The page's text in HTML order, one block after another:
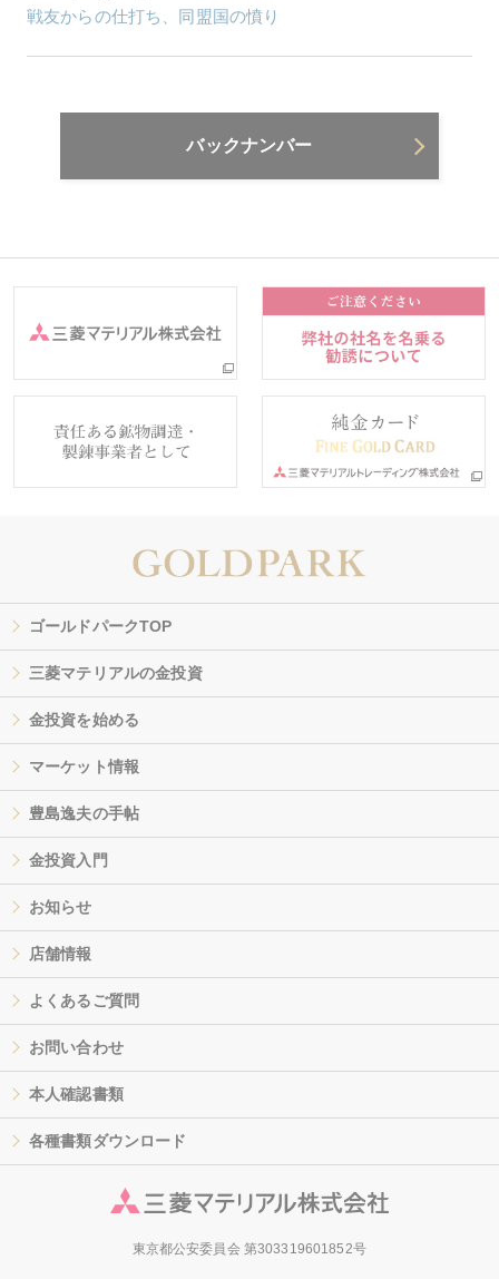
戦友からの仕打ち、同盟国の憤り
バックナンバー
ゴールドパークTOP
三菱マテリアルの金投資
金投資を始める
マーケット情報
豊島逸夫の手帖
金投資入門
お知らせ
店舗情報
よくあるご質問
お問い合わせ
本人確認書類
各種書類ダウンロード
東京都公安委員会 第303319601852号